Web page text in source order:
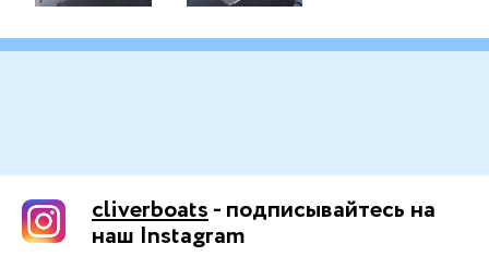
cliverboats- подписывайтесь на
наш Instagram